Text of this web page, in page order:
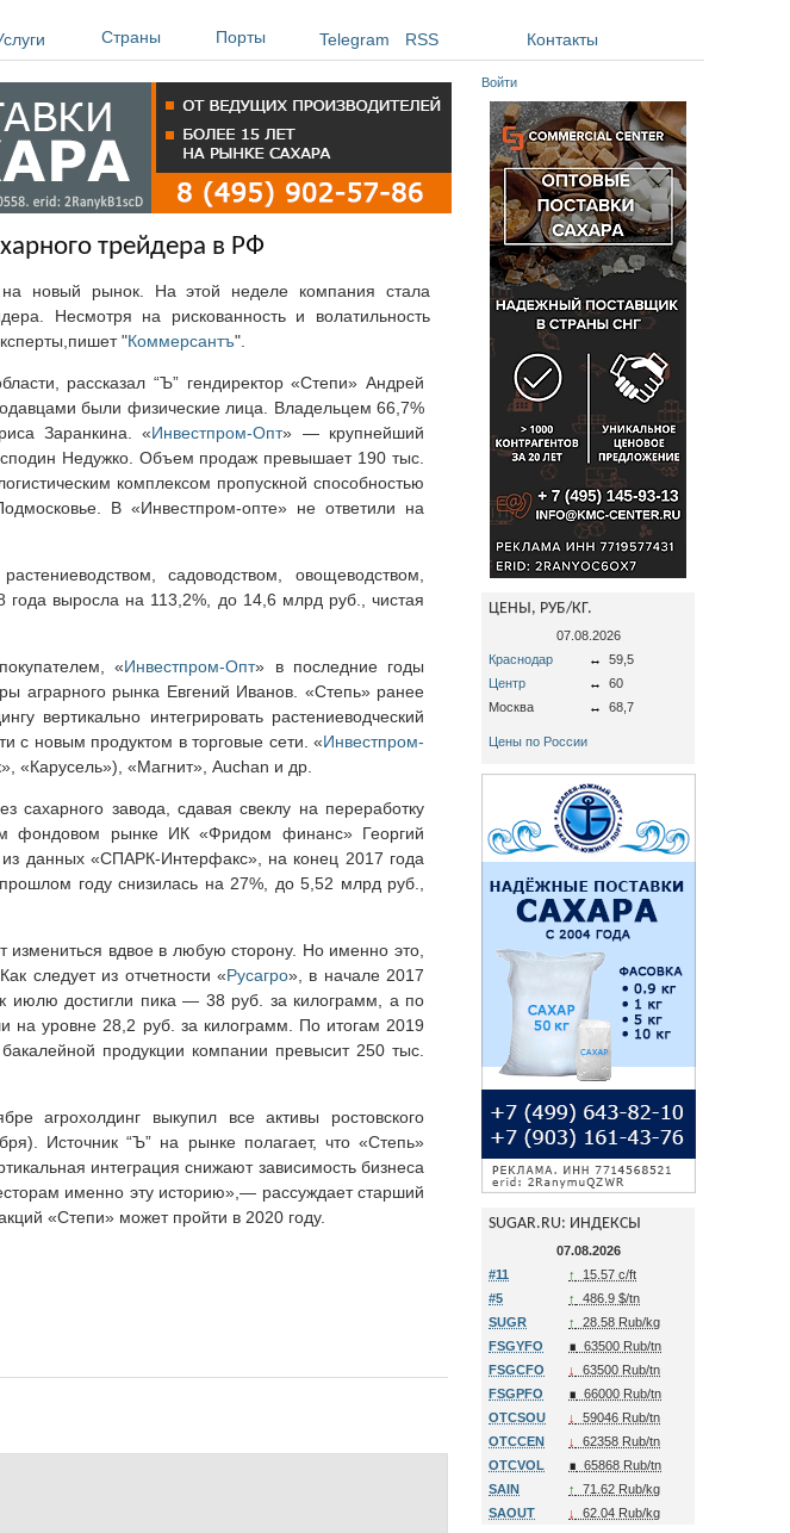
Страны Порты Telegram RSS Контакты
трейдера в РФ
новый рынок. На этой неделе компания стала
Несмотря на рискованность и волатильность
"Коммерсантъ".
рассказал “Ъ” гендиректор «Степи» Андрей
были физические лица. Владельцем 66,7%
Заранкина. «Инвестпром-Опт» — крупнейший
Недужко. Объем продаж превышает 190 тыс.
комплексом пропускной способностью
В «Инвестпром-опте» не ответили на
садоводством, овощеводством,
года выросла на 113,2%, до 14,6 млрд руб., чистая
«Инвестпром-Опт» в последние годы
аграрного рынка Евгений Иванов. «Степь» ранее
вертикально интегрировать растениеводческий
с новым продуктом в торговые сети. «Инвестпром-
«Карусель»), «Магнит», Auchan и др.
сахарного завода, сдавая свеклу на переработку
фондовом рынке ИК «Фридом финанс» Георгий
данных «СПАРК-Интерфакс», на конец 2017 года
году снизилась на 27%, до 5,52 млрд руб.,
вдвое в любую сторону. Но именно это,
следует из отчетности «Русагро», в начале 2017
июлю достигли пика — 38 руб. за килограмм, а по
на уровне 28,2 руб. за килограмм. По итогам 2019
продукции компании превысит 250 тыс.
агрохолдинг выкупил все активы ростовского
Источник “Ъ” на рынке полагает, что «Степь»
интеграция снижают зависимость бизнеса
именно эту историю»,— рассуждает старший
«Степи» может пройти в 2020 году.
Войти
ЦЕНЫ, РУБ/КГ.
07.08.2026
Краснодар
↔
59,5
Центр
↔
60
Москва
↔ 68,7
Цены по России
SUGAR.RU: ИНДЕКСЫ
07.08.2026
#11
↑
15.57 c/ft
#5
↑
486.9 $/tn
SUGR
↑
28.58 Rub/kg
FSGYFO
∎ 63500 Rub/tn
FSGCFO
↓
63500 Rub/tn
FSGPFO
∎ 66000 Rub/tn
OTCSOU
↓
59046 Rub/tn
OTCCEN
↓
62358 Rub/tn
OTCVOL
∎ 65868 Rub/tn
SAIN
↑
71.62 Rub/kg
SAOUT
↓ 62.04 Rub/kg